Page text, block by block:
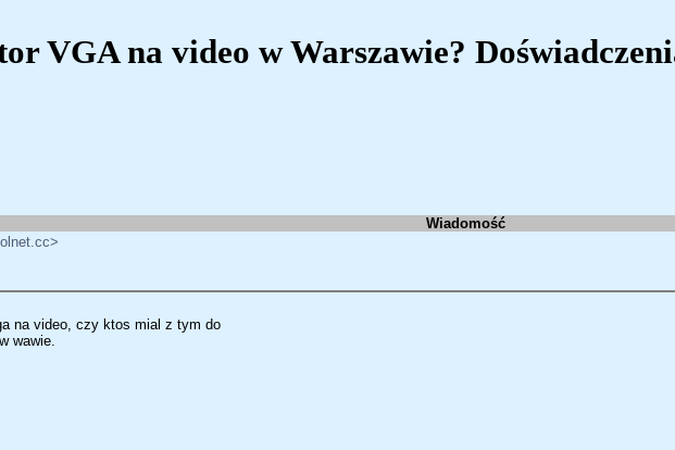
VGA na video w Warszawie?
Wiadomość
na video, czy ktos mial z tym do
wawie.